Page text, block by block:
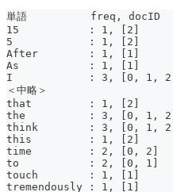
単語          freq, docID
15           : 1, [2]
5            : 1, [2]
After        : 1, [1]
As           : 1, [1]
I            : 3, [0, 1, 2]
＜中略＞
that         : 1, [2]
the          : 3, [0, 1, 2]
think        : 3, [0, 1, 2]
this         : 1, [2]
time         : 2, [0, 2]
to           : 2, [0, 1]
touch        : 1, [1]
tremendously : 1, [1]